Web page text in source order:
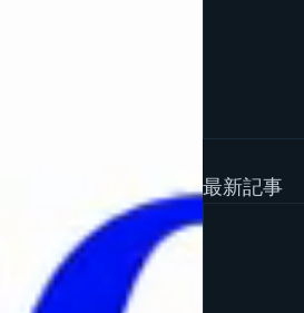
最新記事